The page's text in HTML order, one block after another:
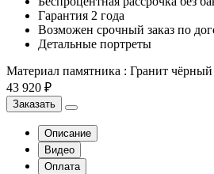
Гарантия 2 года
Возможен срочный заказ по
Детальные портреты
Материал памятника : Гранит чёрный
43 920 ₽
Заказать
Описание
Видео
Оплата